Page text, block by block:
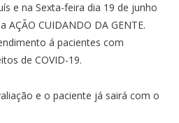
e na Sexta-feira dia 19 de junho
AÇÃO CUIDANDO DA GENTE.
á pacientes com
de COVID-19.
e o paciente já sairá com o